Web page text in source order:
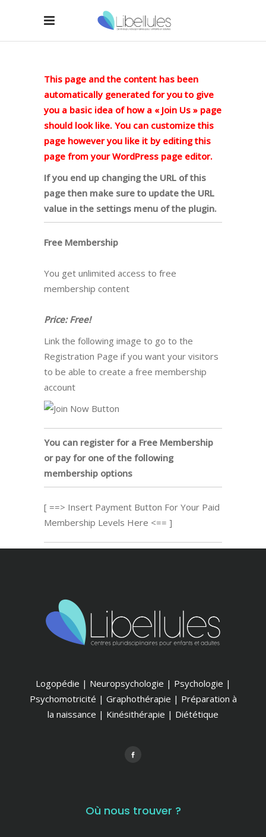
This page and the content has been
automatically generated for you to give
you a basic idea of how a « Join Us » page
should look like. You can customize this
page however you like it by editing this
page from your WordPress page editor.
If you end up changing the URL of this
page then make sure to update the URL
value in the settings menu of the plugin.
Free Membership
You get unlimited access to free
membership content
Price: Free!
Link the following image to go to the
Registration Page if you want your visitors
to be able to create a free membership
account
You can register for a Free Membership
or pay for one of the following
membership options
[ ==> Insert Payment Button For Your Paid
Membership Levels Here <== ]
Logopédie | Neuropsychologie | Psychologie |
Psychomotricité | Graphothérapie | Préparation à
la naissance | Kinésithérapie | Diététique
Où nous trouver ?